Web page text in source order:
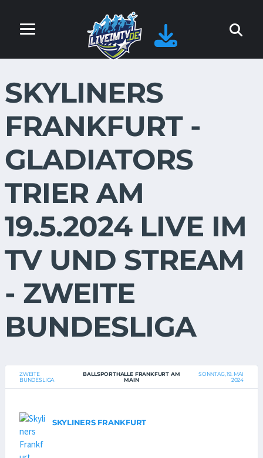
SKYLINERS
FRANKFURT -
GLADIATORS
TRIER AM
19.5.2024 LIVE IM
TV UND STREAM
- ZWEITE
BUNDESLIGA
ZWEITE
BUNDESLIGA
BALLSPORTHALLE FRANKFURT AM
MAIN
SONNTAG, 19. MAI
2024
SKYLINERS FRANKFURT